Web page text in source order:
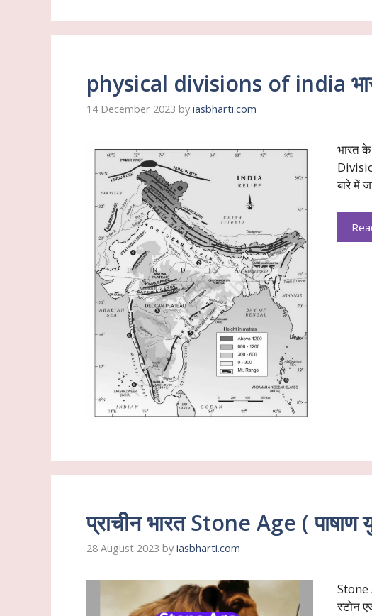
physical divisions of india
14 December 2023 by iasbharti.com
भारत
बारे में
प्राचीन भारत Stone Age ( पाषाण
28 August 2023 by iasbharti.com
Stone
स्टोन